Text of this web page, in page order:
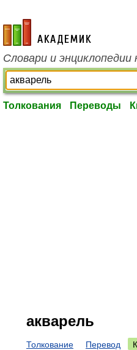
academic.ru
Словари и энциклопедии
Толкования Переводы
акварель
Толкование Перевод